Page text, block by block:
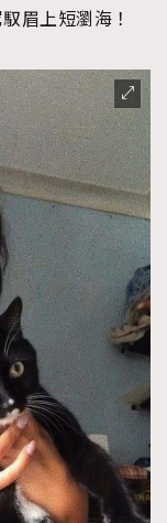
眉上短瀏海！